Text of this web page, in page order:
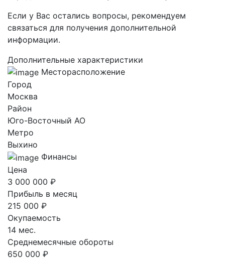
Если у Вас остались вопросы, рекомендуем
связаться для получения дополнительной
информации.
Дополнительные характеристики
Месторасположение
Город
Москва
Район
Юго-Восточный AO
Метро
Выхино
Финансы
Цена
3 000 000 ₽
Прибыль в месяц
215 000 ₽
Окупаемость
14 мес.
Среднемесячные обороты
650 000 ₽